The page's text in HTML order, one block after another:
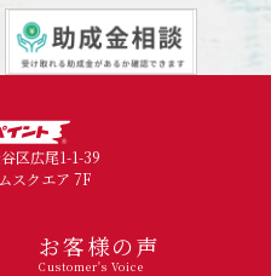
区広尾1-1-39
スクエア 7F
お客様の声
Customer's Voice